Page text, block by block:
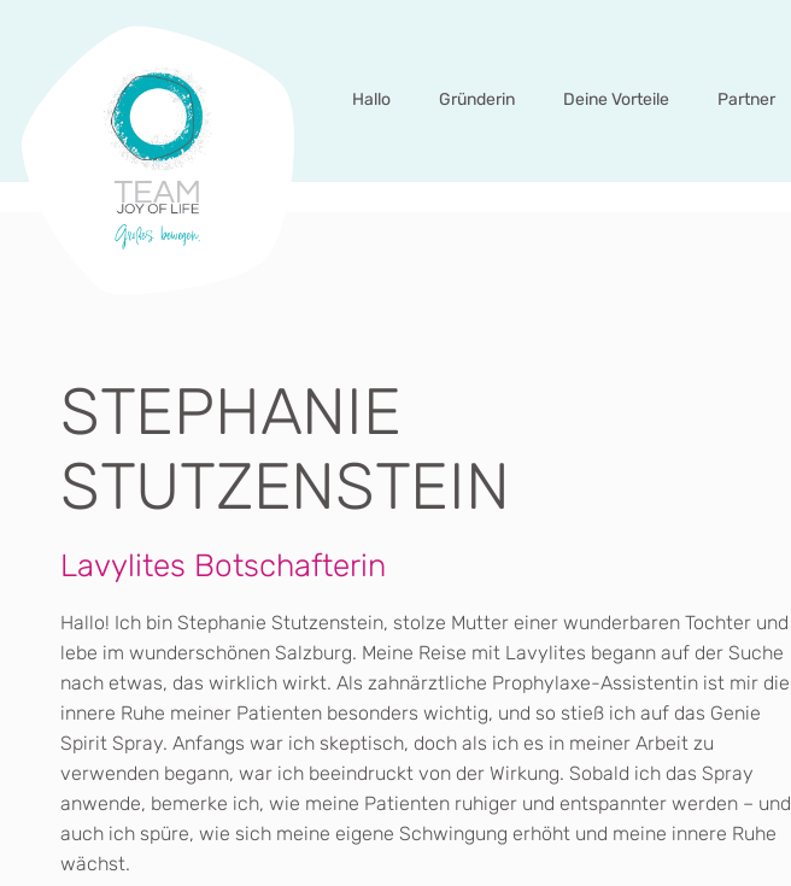
Hallo Gründerin Deine Vorteile Partner
STEPHANIE
STUTZENSTEIN
Lavylites Botschafterin
Hallo! Ich bin Stephanie Stutzenstein, stolze Mutter einer wunderbaren Tochter und
lebe im wunderschönen Salzburg. Meine Reise mit Lavylites begann auf der Suche
nach etwas, das wirklich wirkt. Als zahnärztliche Prophylaxe-Assistentin ist mir die
innere Ruhe meiner Patienten besonders wichtig, und so stieß ich auf das Genie
Spirit Spray. Anfangs war ich skeptisch, doch als ich es in meiner Arbeit zu
verwenden begann, war ich beeindruckt von der Wirkung. Sobald ich das Spray
anwende, bemerke ich, wie meine Patienten ruhiger und entspannter werden – und
auch ich spüre, wie sich meine eigene Schwingung erhöht und meine innere Ruhe
wächst.